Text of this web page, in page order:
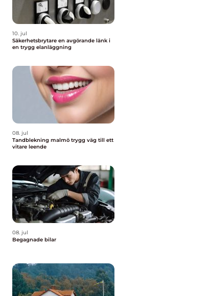
10. jul
Säkerhetsbrytare en avgörande länk i
en trygg elanläggning
08. jul
Tandblekning malmö trygg väg till ett
vitare leende
08. jul
Begagnade bilar